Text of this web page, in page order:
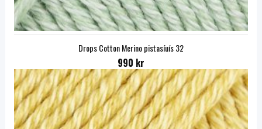
Drops Cotton Merino pistasíuís 32
990 kr